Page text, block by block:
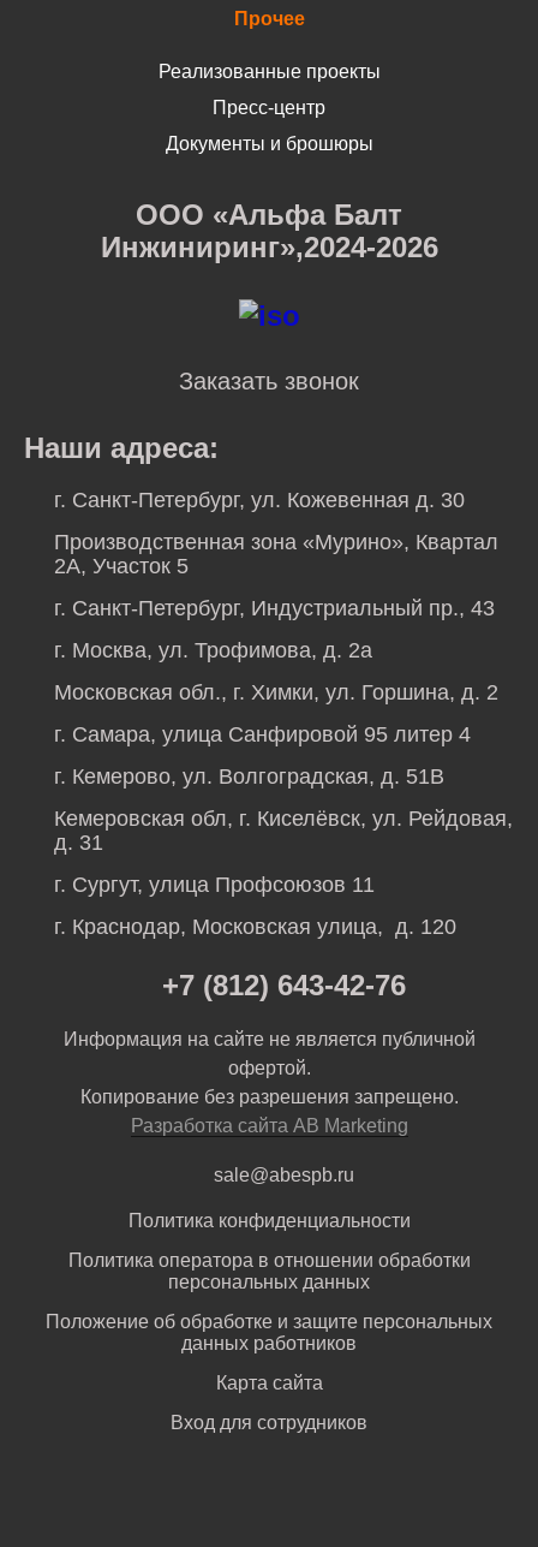
Прочее
Реализованные проекты
Пресс-центр
Документы и брошюры
ООО «Альфа Балт
Инжиниринг»,2024-2026
Заказать звонок
Наши адреса:
г. Санкт-Петербург, ул. Кожевенная д. 30
Производственная зона «Мурино», Квартал
2А, Участок 5
г. Санкт-Петербург, Индустриальный пр., 43
г. Москва, ул. Трофимова, д. 2а
Московская обл., г. Химки, ул. Горшина, д. 2
г. Самара, улица Санфировой 95 литер 4
г. Кемерово, ул. Волгоградская, д. 51В
Кемеровская обл, г. Киселёвск, ул. Рейдовая,
д. 31
г. Сургут, улица Профсоюзов 11
г. Краснодар, Московская улица, д. 120
+7 (812) 643-42-76
Информация на сайте не является публичной
офертой.
Копирование без разрешения запрещено.
Разработка сайта AB Marketing
sale@abespb.ru
Политика конфиденциальности
Политика оператора в отношении обработки
персональных данных
Положение об обработке и защите персональных
данных работников
Карта сайта
Вход для сотрудников